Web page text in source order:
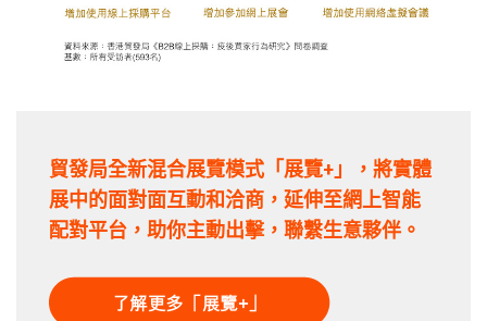
貿發局全新混合展覽模式「展覽+」，將實體
展中的面對面互動和洽商，延伸至網上智能
配對平台，助你主動出擊，聯繫生意夥伴。